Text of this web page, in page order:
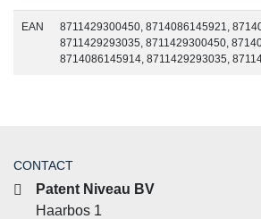
EAN
8711429300450, 8714086145921,
8711429293035, 8711429300450,
8714086145914, 8711429293035,
CONTACT
Patent Niveau BV
Haarbos 1